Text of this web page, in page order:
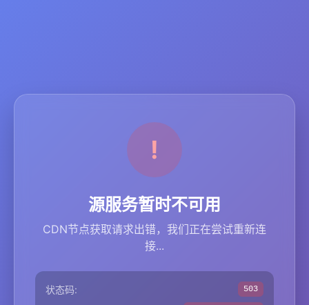
源服务暂时不可用
CDN节点获取请求出错，我们正在尝试重新连
接...
状态码: 503